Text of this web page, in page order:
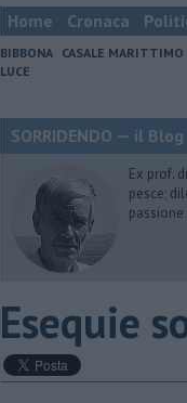
Home Cronaca
BIBBONA CASALE MARITTIMO
LUCE
SORRIDENDO — il
Ex prof.
pesce;
Esequie